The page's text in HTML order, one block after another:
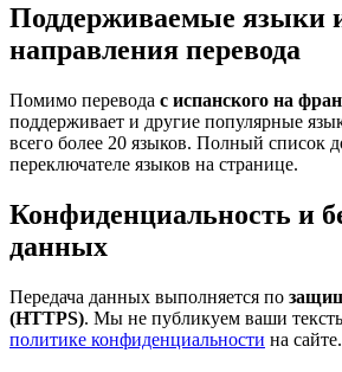
Поддерживаемые языки
направления перевода
Помимо перевода с испанского на
поддерживает и другие популярные
всего более 20 языков. Полный список
переключателе языков на странице.
Конфиденциальность и
данных
Передача данных выполняется по
(HTTPS). Мы не публикуем ваши
политике конфиденциальности на сайте.